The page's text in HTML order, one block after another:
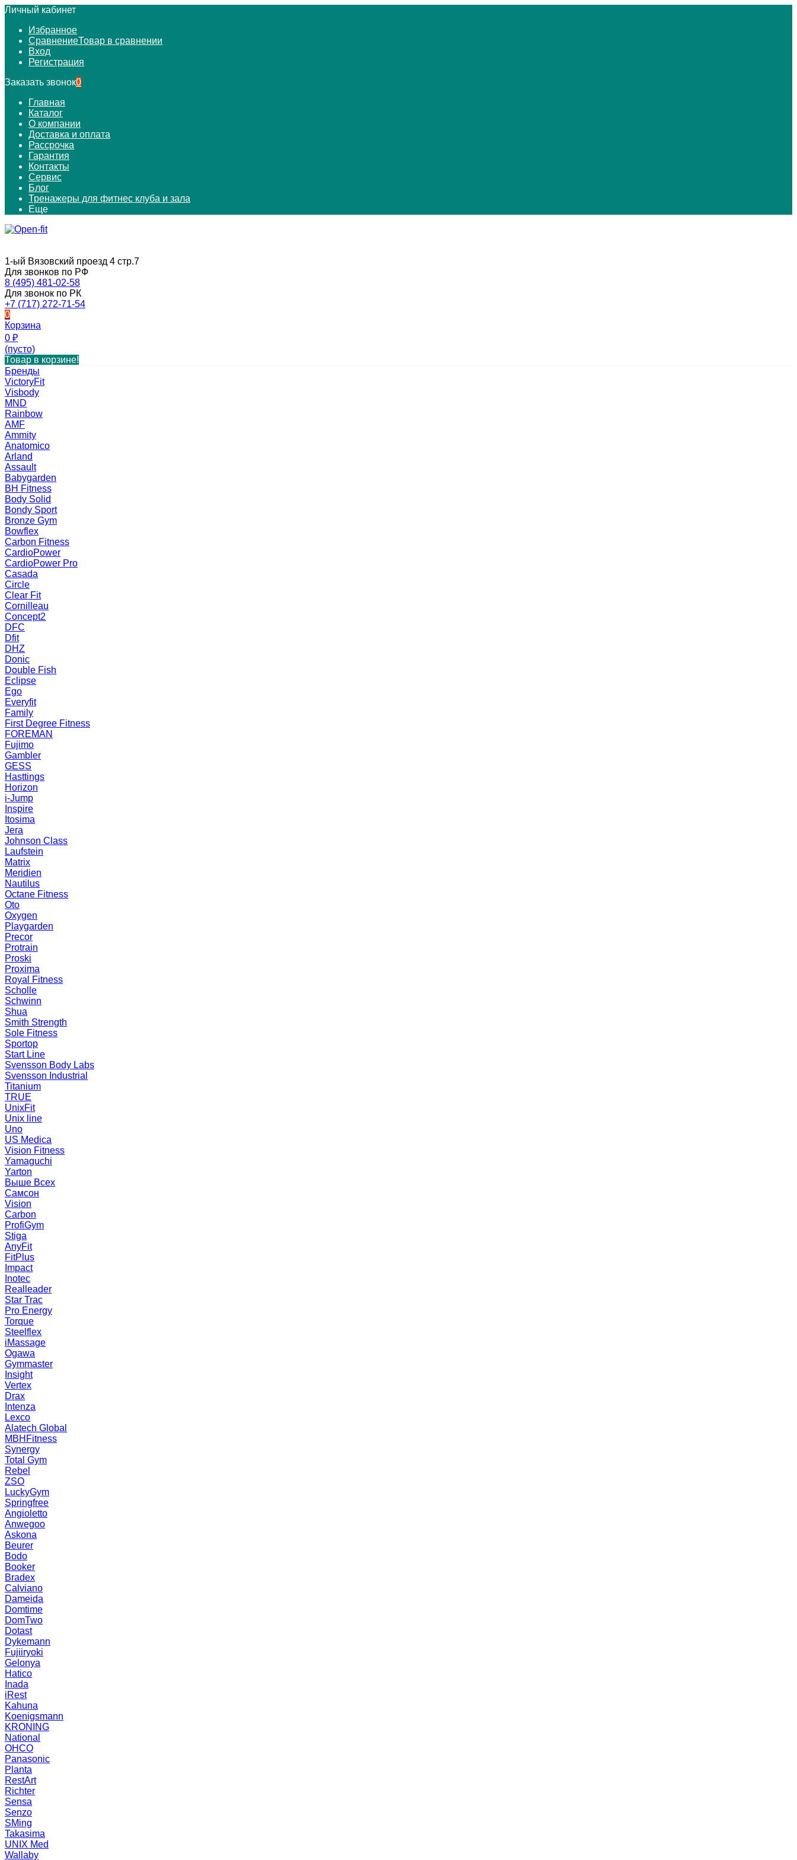
Личный кабинет
Избранное
СравнениеТовар в сравнении
Вход
Регистрация
Заказать звонок0
Главная
Каталог
О компании
Доставка и оплата
Рассрочка
Гарантия
Контакты
Сервис
Блог
Тренажеры для фитнес клуба и зала
Еще
1-ый Вязовский проезд 4 стр.7
Для звонков по РФ
8 (495) 481-02-58
Для звонок по РК
+7 (717) 272-71-54
0
Корзина
0 ₽
(пусто)
Товар в корзине!
Бренды
VictoryFit
Visbody
MND
Rainbow
AMF
Ammity
Anatomico
Arland
Assault
Babygarden
BH Fitness
Body Solid
Bondy Sport
Bronze Gym
Bowflex
Carbon Fitness
CardioPower
CardioPower Pro
Casada
Circle
Clear Fit
Cornilleau
Concept2
DFC
Dfit
DHZ
Donic
Double Fish
Eclipse
Ego
Everyfit
Family
First Degree Fitness
FOREMAN
Fujimo
Gambler
GESS
Hasttings
Horizon
i-Jump
Inspire
Itosima
Jera
Johnson Class
Laufstein
Matrix
Meridien
Nautilus
Octane Fitness
Oto
Oxygen
Playgarden
Precor
Protrain
Proski
Proxima
Royal Fitness
Scholle
Schwinn
Shua
Smith Strength
Sole Fitness
Sportop
Start Line
Svensson Body Labs
Svensson Industrial
Titanium
TRUE
UnixFit
Unix line
Uno
US Medica
Vision Fitness
Yamaguchi
Yarton
Выше Всех
Самсон
Vision
Carbon
ProfiGym
Stiga
AnyFit
FitPlus
Impact
Inotec
Realleader
Star Trac
Pro Energy
Torque
Steelflex
iMassage
Ogawa
Gymmaster
Insight
Vertex
Drax
Intenza
Lexco
Alatech Global
MBHFitness
Synergy
Total Gym
Rebel
ZSO
LuckyGym
Springfree
Angioletto
Anwegoo
Askona
Beurer
Bodo
Booker
Bradex
Calviano
Dameida
Domtime
DomTwo
Dotast
Dykemann
Fujiiryoki
Gelonya
Hatico
Inada
iRest
Kahuna
Koenigsmann
KRONING
National
OHCO
Panasonic
Planta
RestArt
Richter
Sensa
Senzo
SMing
Takasima
UNIX Med
Wallaby